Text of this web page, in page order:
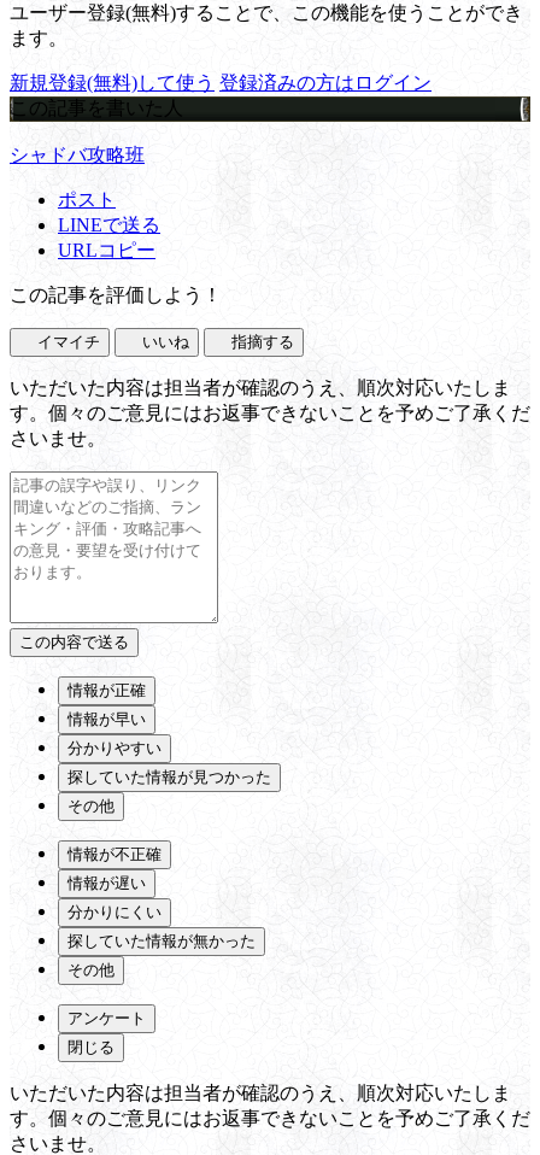
ユーザー登録(無料)することで、この機能を使うことができ
ます。
新規登録(無料)して使う 登録済みの方はログイン
この記事を書いた人
シャドバ攻略班
ポスト
LINEで送る
URLコピー
この記事を評価しよう！
イマイチ いいね 指摘する
いただいた内容は担当者が確認のうえ、順次対応いたしま
す。個々のご意見にはお返事できないことを予めご了承くだ
さいませ。
情報が正確
情報が早い
分かりやすい
探していた情報が見つかった
その他
情報が不正確
情報が遅い
分かりにくい
探していた情報が無かった
その他
アンケート
閉じる
いただいた内容は担当者が確認のうえ、順次対応いたしま
す。個々のご意見にはお返事できないことを予めご了承くだ
さいませ。